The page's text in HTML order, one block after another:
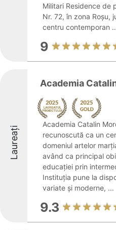
Militari Residence de
Nr. 72, în zona Roșu,
centru contemporan
9
Laureați
Academia
Academia Catalin
recunoscută ca un
domeniul artelor
având ca principal
educației prin
Instituția pune la
variate și moderne, ...
9.3